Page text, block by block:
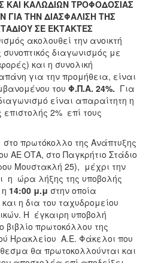
ΚΑΙ ΚΑΛΩΔΙΩΝ ΤΡΟΦΟΔΟΣΙΑΣ
ΓΙΑ ΤΗΝ ΔΙΑΣΦΑΛΙΣΗ ΤΗΣ
ΣΕ ΕΚΤΑΚΤΕΣ
ακολουθεί την ανοικτή
συνοπτικός διαγωνισμός με
και η συνολική
για την προμήθεια, είναι
του Φ.Π.Α. 24%. Για
είναι απαραίτητη η
2% επί τους
πρωτόκολλο της Ανάπτυξης
ΑΕ ΟΤΑ, στο Παγκρήτιο Στάδιο
Μουστακλή 25), μέχρι την
η ώρα λήξης της υποβολής
14:00 μ.μ στην οποία
η δια του ταχυδρομείου
Η έγκαιρη υποβολή
βιβλίο πρωτοκόλλου της
Ηρακλείου Α.Ε. Φάκελοι που
θα πρωτοκολλούνται και